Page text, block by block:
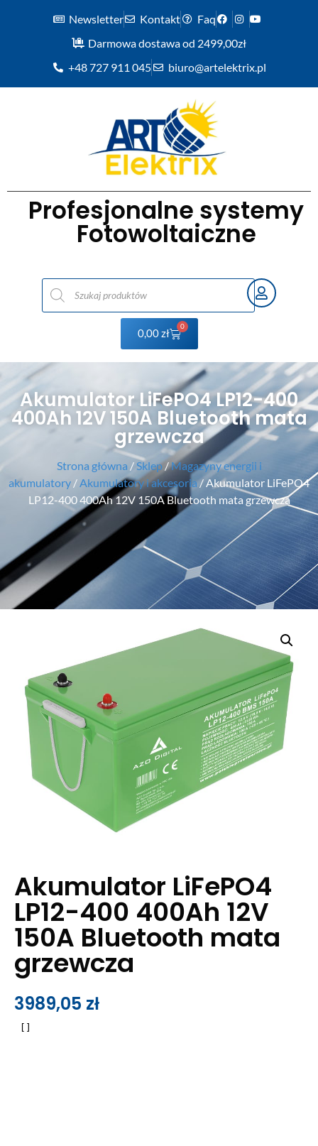
Newsletter Kontakt
Faq
Darmowa dostawa od 2499,00zł
+48 727 911 045
biuro@artelektrix.pl
Profesjonalne systemy
Fotowoltaiczne
0,00zł
0
Akumulator LiFePO4 LP12-400
400Ah 12V 150A Bluetooth mata
grzewcza
Strona główna / Sklep/Magazyny energii i
akumulatory / Akumulatory i akcesoria/ Akumulator LiFePO4
LP12-400 400Ah 12V 150A Bluetooth mata grzewcza
Akumulator LiFePO4
LP12-400 400Ah 12V
150A Bluetooth mata
grzewcza
3989,05 zł